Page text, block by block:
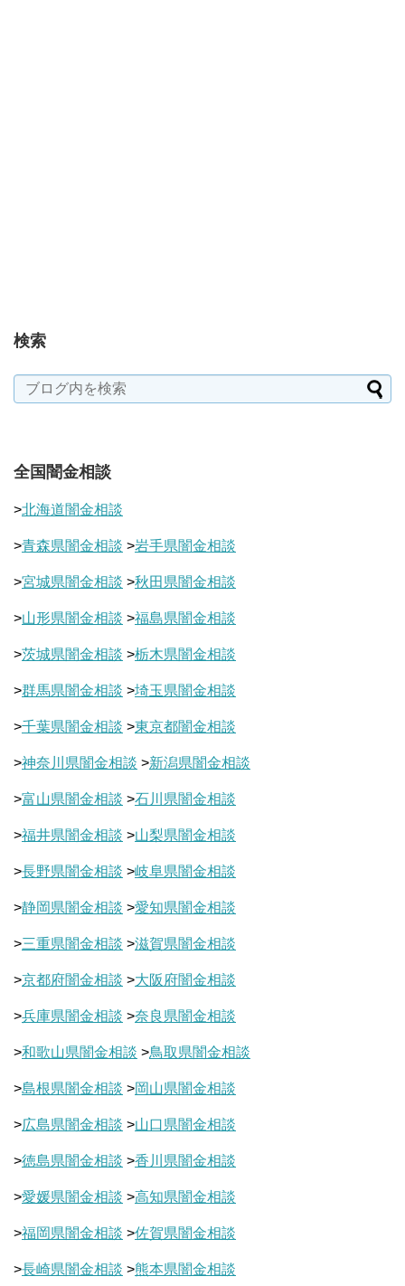
検索
全国闇金相談
>北海道闇金相談
>青森県闇金相談 >岩手県闇金相談
>宮城県闇金相談 >秋田県闇金相談
>山形県闇金相談 >福島県闇金相談
>茨城県闇金相談 >栃木県闇金相談
>群馬県闇金相談 >埼玉県闇金相談
>千葉県闇金相談 >東京都闇金相談
>神奈川県闇金相談 >新潟県闇金相談
>富山県闇金相談 >石川県闇金相談
>福井県闇金相談 >山梨県闇金相談
>長野県闇金相談 >岐阜県闇金相談
>静岡県闇金相談 >愛知県闇金相談
>三重県闇金相談 >滋賀県闇金相談
>京都府闇金相談 >大阪府闇金相談
>兵庫県闇金相談 >奈良県闇金相談
>和歌山県闇金相談 >鳥取県闇金相談
>島根県闇金相談 >岡山県闇金相談
>広島県闇金相談 >山口県闇金相談
>徳島県闇金相談 >香川県闇金相談
>愛媛県闇金相談 >高知県闇金相談
>福岡県闇金相談 >佐賀県闇金相談
>長崎県闇金相談 >熊本県闇金相談